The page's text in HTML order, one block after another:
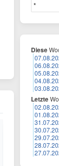
Diese
Letzte